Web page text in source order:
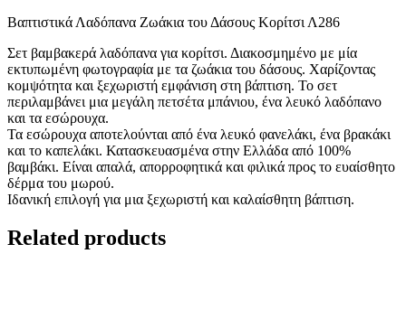
Βαπτιστικά Λαδόπανα Ζωάκια του Δάσους Κορίτσι Λ286
Σετ βαμβακερά λαδόπανα για κορίτσι. Διακοσμημένο με μία
εκτυπωμένη φωτογραφία με τα ζωάκια του δάσους. Χαρίζοντας
κομψότητα και ξεχωριστή εμφάνιση στη βάπτιση. Το σετ
περιλαμβάνει μια μεγάλη πετσέτα μπάνιου, ένα λευκό λαδόπανο
και τα εσώρουχα.
Τα εσώρουχα αποτελούνται από ένα λευκό φανελάκι, ένα βρακάκι
και το καπελάκι. Κατασκευασμένα στην Ελλάδα από 100%
βαμβάκι. Είναι απαλά, απορροφητικά και φιλικά προς το ευαίσθητο
δέρμα του μωρού.
Ιδανική επιλογή για μια ξεχωριστή και καλαίσθητη βάπτιση.
Related products